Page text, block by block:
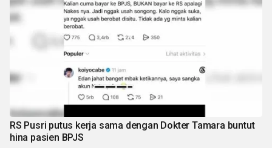
RS Pusri putus kerja sama dengan Dokter Tamara buntut
hina pasien BPJS